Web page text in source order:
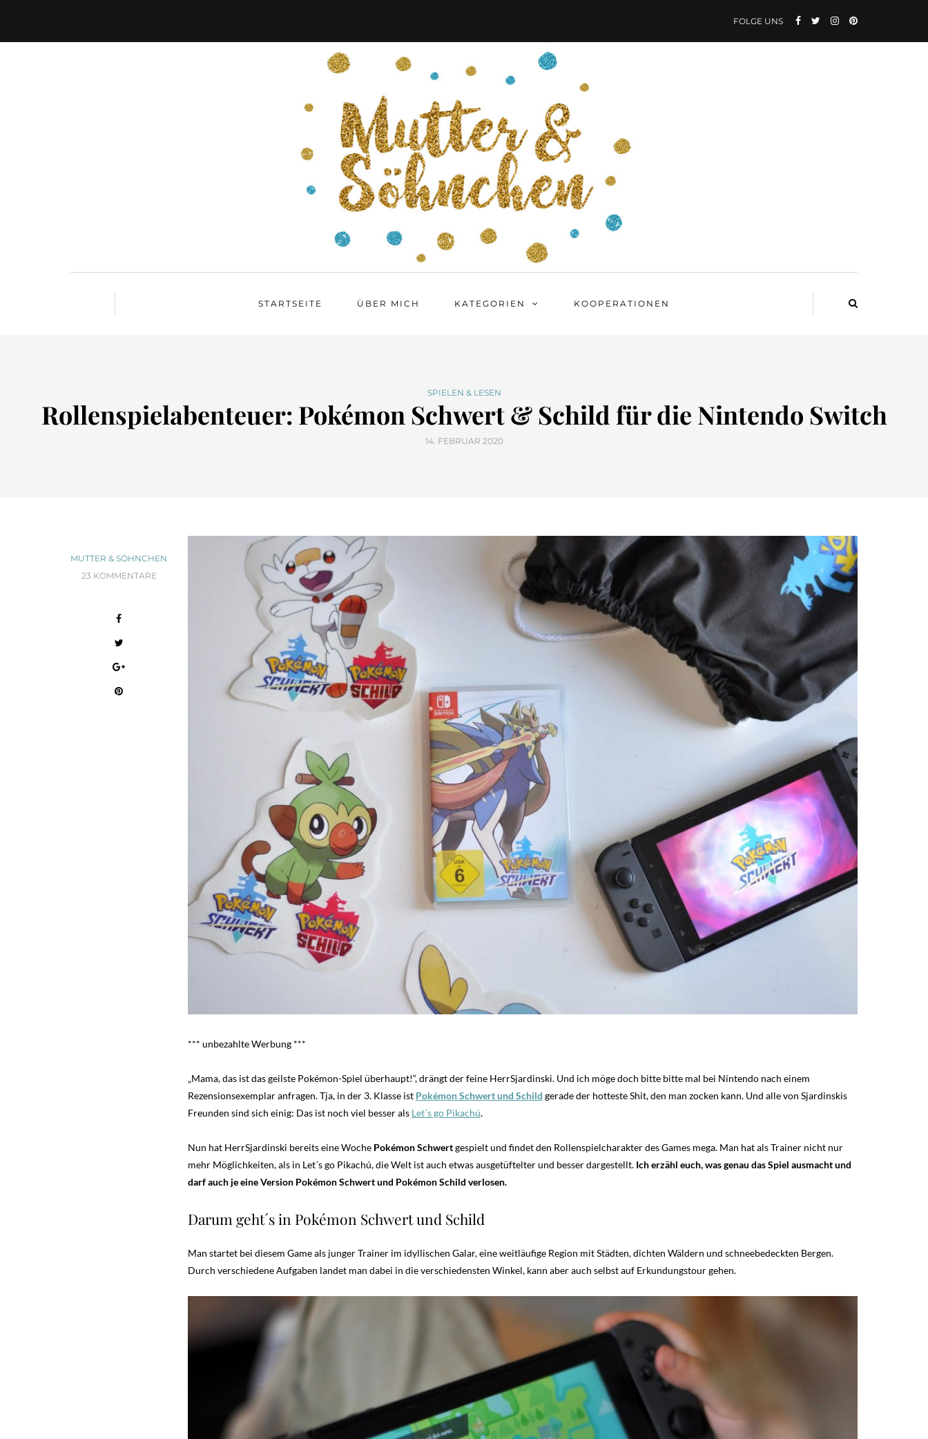
FOLGE UNS
STARTSEITE ÜBER MICH KATEGORIEN KOOPERATIONEN
SPIELEN & LESEN
Rollenspielabenteuer: Pokémon Schwert & Schild für die Nintendo Switch
14. FEBRUAR 2020
MUTTER & SÖHNCHEN
23 KOMMENTARE
*** unbezahlte Werbung ***
„Mama, das ist das geilste Pokémon-Spiel überhaupt!“, drängt der feine HerrSjardinski. Und ich möge doch bitte bitte mal bei Nintendo nach einem
Rezensionsexemplar anfragen. Tja, in der 3. Klasse ist Pokémon Schwert und Schild gerade der hotteste Shit, den man zocken kann. Und alle von Sjardinskis
Freunden sind sich einig: Das ist noch viel besser als Let´s go Pikachú.
Nun hat HerrSjardinski bereits eine Woche Pokémon Schwertgespielt und findet den Rollenspielcharakter des Games mega. Man hat als Trainer nicht nur
mehr Möglichkeiten, als in Let´s go Pikachú, die Welt ist auch etwas ausgetüftelter und besser dargestellt. Ich erzähl euch, was genau das Spiel ausmacht und
darf auch je eine Version Pokémon Schwert und Pokémon Schild verlosen.
Darum geht´s in Pokémon Schwert und Schild
Man startet bei diesem Game als junger Trainer im idyllischen Galar, eine weitläufige Region mit Städten, dichten Wäldern und schneebedeckten Bergen.
Durch verschiedene Aufgaben landet man dabei in die verschiedensten Winkel, kann aber auch selbst auf Erkundungstour gehen.